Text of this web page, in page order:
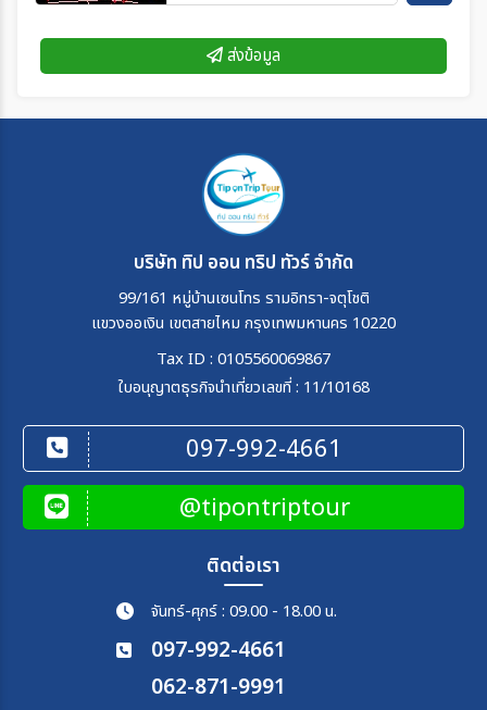
ส่งข้อมูล
บริษัท ทิป ออน ทริป ทัวร์ จำกัด
99/161 หมู่บ้านเซนโทร รามอิทรา-จตุโชติ
แขวงออเงิน เขตสายไหม กรุงเทพมหานคร 10220
Tax ID : 0105560069867
ใบอนุญาตธุรกิจนำเที่ยวเลขที่ : 11/10168
097-992-4661
@tipontriptour
ติดต่อเรา
จันทร์-ศุกร์ : 09.00 - 18.00 น.
097-992-4661
062-871-9991